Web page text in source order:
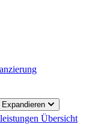
Expandieren
Übersicht